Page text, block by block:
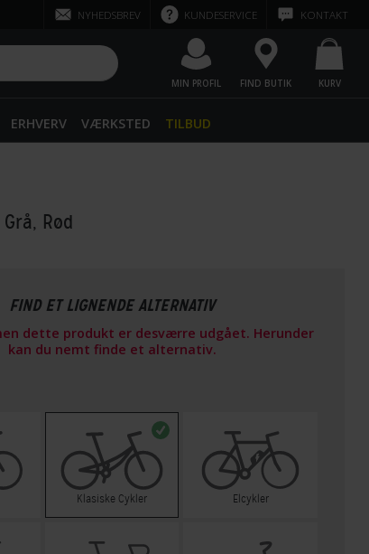
NYHEDSBREV KUNDESERVICE KONTAKT
MIN PROFIL FIND BUTIK KURV
ERHVERV VÆRKSTED TILBUD
| Grå, Rød
FIND ET LIGNENDE ALTERNATIV
dette produkt er desværre udgået. Herunder
kan du nemt finde et alternativ.
Klasiske Cykler Elcykler